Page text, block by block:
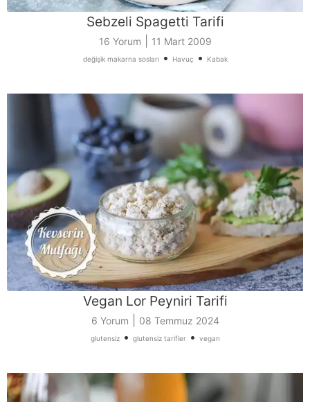
Sebzeli Spagetti Tarifi
16 Yorum 11 Mart 2009
değişik makarna sosları• Havuç • Kabak
Vegan Lor Peyniri Tarifi
6 Yorum 08 Temmuz 2024
glutensiz• glutensiz tarifler• vegan